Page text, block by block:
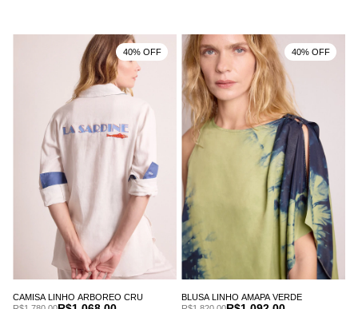
CAMISA LINHO ARBOREO CRU
40% OFF
BLUSA LINHO AMAPA VERDE
40% OFF